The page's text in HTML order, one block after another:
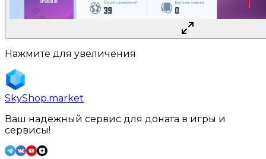
Нажмите для увеличения
SkyShop.market
Ваш надежный сервис для доната в игры и
сервисы!